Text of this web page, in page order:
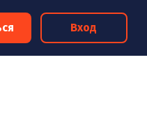
Вход